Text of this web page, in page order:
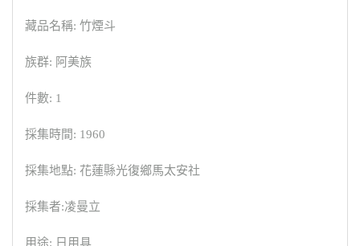
藏品名稱: 竹煙斗
族群: 阿美族
件數: 1
採集時間: 1960
採集地點: 花蓮縣光復鄉馬太安社
採集者:凌曼立
用途: 日用具